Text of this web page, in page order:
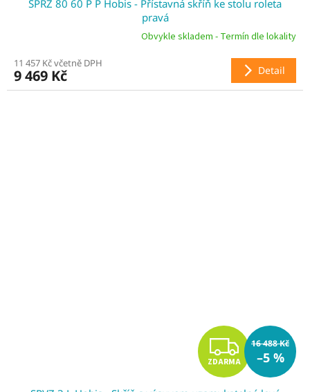
A
R
M
SPRZ 80 60 P P Hobis - Přístavná skříň ke stolu roleta
pravá
Obvykle skladem - Termín dle lokality
11 457 Kč včetně DPH
9 469 Kč Detail
Z
D
ZDARMA
16 488 Kč
–5 %